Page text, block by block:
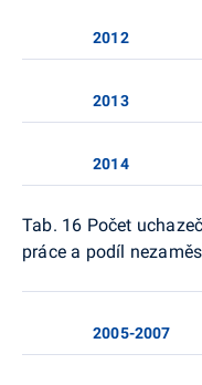
2012
2013
2014
Tab. 16 Počet
práce a podíl
2005-2007